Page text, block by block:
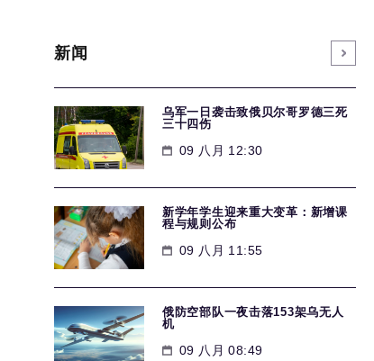
新闻
乌军一日袭击致俄贝尔哥罗德三死
三十四伤
09 八月 12:30
新学年学生迎来重大变革：新增课
程与规则公布
09 八月 11:55
俄防空部队一夜击落153架乌无人
机
09 八月 08:49